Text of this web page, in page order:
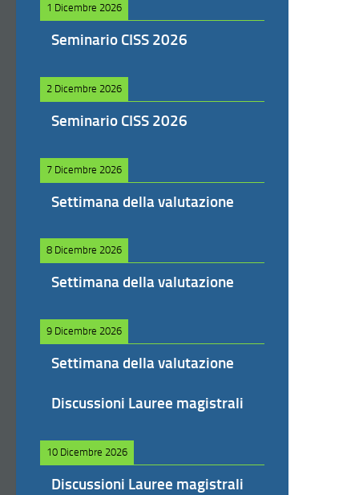
1 Dicembre 2026
Seminario CISS 2026
2 Dicembre 2026
Seminario CISS 2026
7 Dicembre 2026
Settimana della valutazione
8 Dicembre 2026
Settimana della valutazione
9 Dicembre 2026
Settimana della valutazione
Discussioni Lauree magistrali
10 Dicembre 2026
Discussioni Lauree magistrali